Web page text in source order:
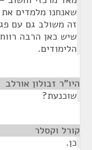
שאנחנו מלמדים את
זה משולב גם עם
שיש כאן הרבה
הלימודים.
היו"ר זבולון אורלב
שוכנעת?
קורל וקסלר
כן.